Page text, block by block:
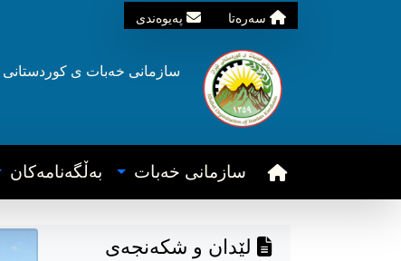
سه‌ره‌تا په‌یوه‌ندی
سازمانی خه‌بات ی کوردستانی
سازمانی خه‌بات به‌ڵگه‌نامه‌کان
لێدان و شکەنجەی